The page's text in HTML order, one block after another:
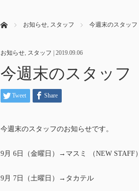
ホーム お知らせ, スタッフ 今週末のスタッフ
お知らせ, スタッフ 2019.09.06
今週末のスタッフ
Tweet Share
今週末のスタッフのお知らせです。
9月 6日（金曜日）→マスミ （NEW STAFF）
9月 7日（土曜日）→タカテル